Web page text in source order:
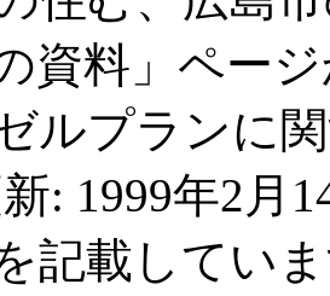
資料」ペー
ルプランに
: 1999年2月
記載してい